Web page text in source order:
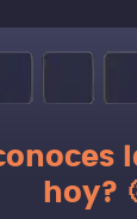
hoy?